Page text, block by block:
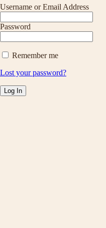
Username or Email Address
Password
Remember me
Lost your password?